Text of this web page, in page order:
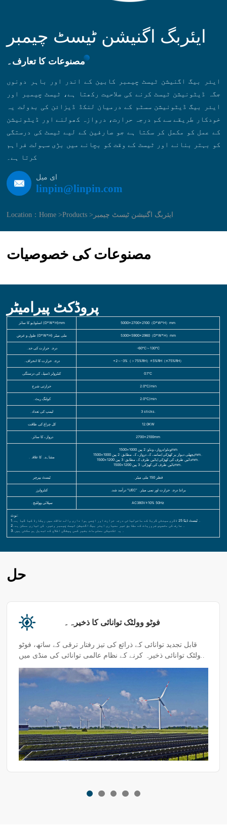
ایئربگ اگنیشن ٹیسٹ چیمبر
مصنوعات کا تعارف۔
ایئر بیگ اگنیشن ٹیسٹ چیمبر کابین کے اندر اور باہر دونوں
جگہ ڈیٹونیشن ٹیسٹ کرنے کی صلاحیت رکھتا ہے، ٹیسٹ چیمبر اور
ایئر بیگ ڈیٹونیشن سسٹم کے درمیان لنکڈ ڈیزائن کی بدولت یہ
خودکار طریقے سے کم درجہ حرارت، دروازہ کھولنے اور ڈیٹونیشن
کے عمل کو مکمل کر سکتا ہے جو صارفین کے لیے ٹیسٹ کی درستگی
کو بہتر بنانے اور ٹیسٹ کے وقت کو بچانے میں بڑی سہولت فراہم
کرتا ہے۔
ای میل
linpin@linpin.com
Location：Home >Products > ایئربگ اگنیشن ٹیسٹ چیمبر
مصنوعات کی خصوصیات
پروڈکٹ پیرامیٹر
اسٹوڈیو کا سائز (D*W*H)mm 5000×2700×2100（D*W*H）mm
طول و عرض (D*W*H) ملی میٹر 5300×5900×2960（D*W*H）mm
درجہ حرارت کی حد۔ -60℃～130℃
درجہ حرارت کا انحراف۔ +2～-3%（＞75%RH）±5%RH（≤75%RH）
کنٹرولر ڈسپلے کی درستگی 0.1℃
حرارتی شرح 2.0℃/min
کولنگ ریٹ۔ 2.0℃/min
لیمپ کی تعداد۔ 3 sticks.
کل چراغ کی طاقت 12.0KW
دروازے کا سائز۔ 2700×2100mm
مشاہدہ کا علاقہ۔
ونڈو/دروازے ونڈو: 2 پین 1000×1500mm
پچھلی دیوار پر کھڑکی/سامنے کے دروازے کے مطابق: 2 پین 1000×1500mm۔
دائیں طرف کی کھڑکی/بائیں طرف کے مطابق: 3 پین 1200×1500mm۔
بائیں طرف کی کھڑکی: 3 پین 1200×1500mm۔
ٹیسٹ یپرچر قطر 150 ملی میٹر۔
کنٹرولرز درآمد شدہ “UEC” برانڈ درجہ حرارت اور نمی میٹر۔
سپلائی وولٹیج۔ AC380V±10% 50Hz
نوٹ:
1۔ ٹیسٹ ڈیٹا 25 ڈگری سینٹی گریڈ کے ماحولیاتی درجہ حرارت اور اچھی ہوا داری والے حالات میں ریکارڈ کیا گیا ہے۔
2۔ صارف کی مخصوص ضروریات کے مطابق غیر معیاری ایئر بیگ اگنیشن ٹیسٹ چیمبر وغیرہ کی تیاری ممکن ہے۔
3۔ یہ تکنیکی معلومات بغیر کسی پیشگی اطلاع کے تبدیل ہو سکتی ہیں۔
حل
فوٹو وولٹک توانائی کا ذخیرہ۔
قابل تجدید توانائی کے ذرائع کی تیز رفتار ترقی کے ساتھ، فوٹو
وولٹک توانائی ذخیرہ کرنے کے نظام عالمی توانائی کی منڈی میں
انتہائی ماحولیاتی حالات میں موثر آپریشن کو برقرار رکھنے کی
ضرورت ہے۔. لہذا، PV توانائی ذخیرہ کرنے کے نظام کی
توانائی ذخیرہ کرنے کے نظام کی کارکردگی اور پائیداری کو یقینی
بنانے کے لیے مختلف ماحولیاتی حالات کی تقلید کے لیے ایک مثالی
پلیٹ فارم مہیا کرتے ہیں۔